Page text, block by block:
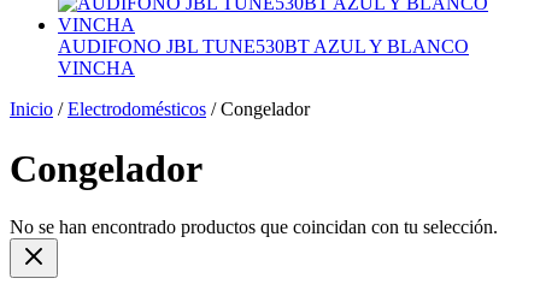
AUDIFONO JBL TUNE530BT AZUL Y BLANCO
VINCHA
Inicio /Electrodomésticos / Congelador
Congelador
No se han encontrado productos que coincidan con tu selección.